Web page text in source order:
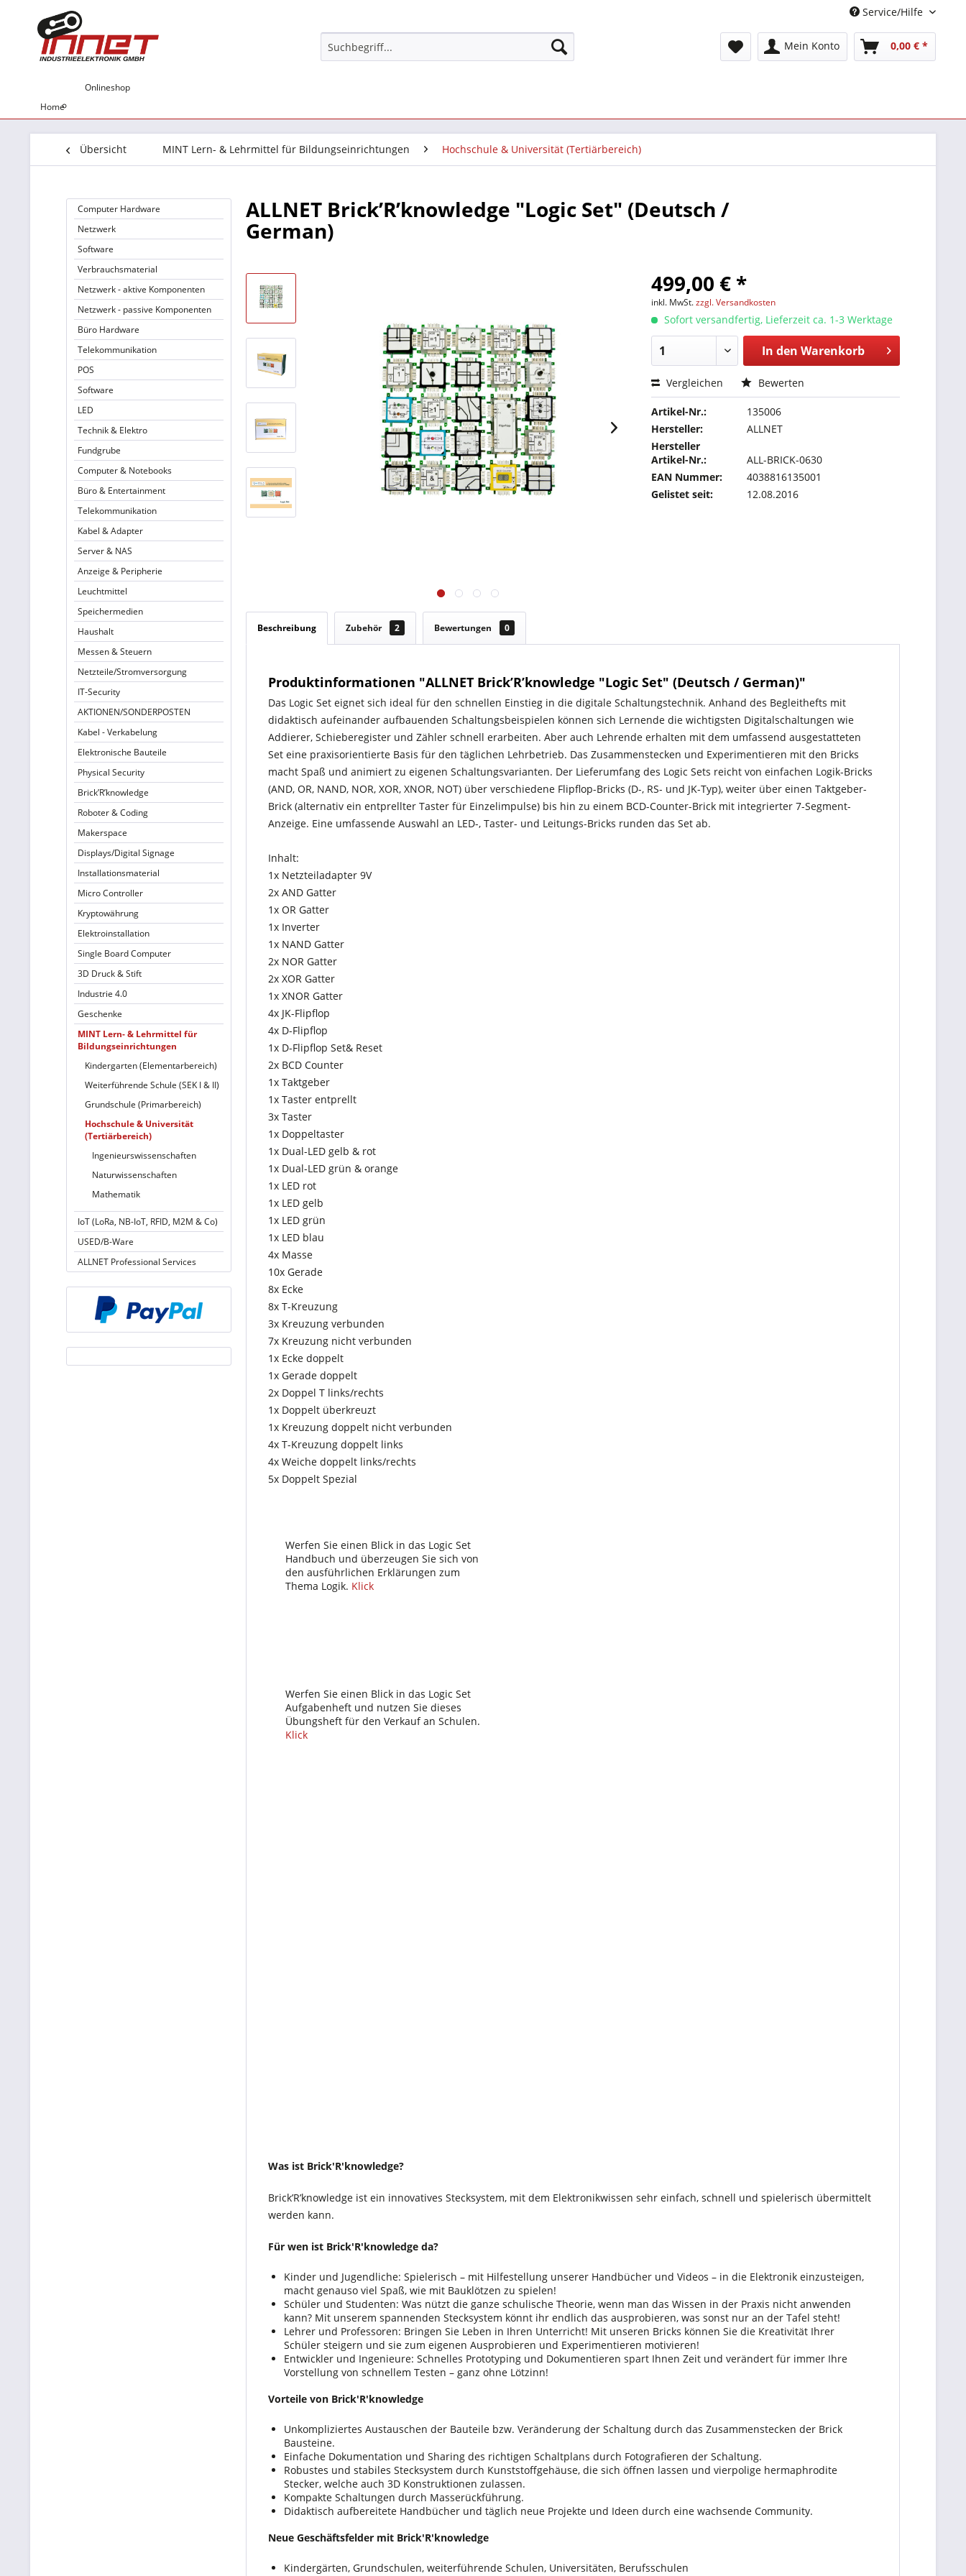
Service/Hilfe
Mein Konto 0,00 € *
Home
Onlineshop
Übersicht MINT Lern- & Lehrmittel für Bildungseinrichtungen Hochschule & Universität (Tertiärbereich)
Computer Hardware
Netzwerk
Software
Verbrauchsmaterial
Netzwerk - aktive Komponenten
Netzwerk - passive Komponenten
Büro Hardware
Telekommunikation
POS
Software
LED
Technik & Elektro
Fundgrube
Computer & Notebooks
Büro & Entertainment
Telekommunikation
Kabel & Adapter
Server & NAS
Anzeige & Peripherie
Leuchtmittel
Speichermedien
Haushalt
Messen & Steuern
Netzteile/Stromversorgung
IT-Security
AKTIONEN/SONDERPOSTEN
Kabel - Verkabelung
Elektronische Bauteile
Physical Security
Brick’R’knowledge
Roboter & Coding
Makerspace
Displays/Digital Signage
Installationsmaterial
Micro Controller
Kryptowährung
Elektroinstallation
Single Board Computer
3D Druck & Stift
Industrie 4.0
Geschenke
MINT Lern- & Lehrmittel für
Bildungseinrichtungen
Kindergarten (Elementarbereich)
Weiterführende Schule (SEK I & II)
Grundschule (Primarbereich)
Hochschule & Universität
(Tertiärbereich)
Ingenieurswissenschaften
Naturwissenschaften
Mathematik
IoT (LoRa, NB-IoT, RFID, M2M & Co)
USED/B-Ware
ALLNET Professional Services
ALLNET Brick’R’knowledge "Logic Set" (Deutsch /
German)
499,00 € *
inkl. MwSt.zzgl. Versandkosten
Sofort versandfertig, Lieferzeit ca. 1-3 Werktage
In den Warenkorb
Vergleichen Bewerten
Artikel-Nr.:
135006
Hersteller:
ALLNET
Hersteller
Artikel-Nr.:
ALL-BRICK-0630
EAN Nummer:
4038816135001
Gelistet seit:
12.08.2016
Beschreibung Zubehör 2 Bewertungen 0
Produktinformationen "ALLNET Brick’R’knowledge "Logic Set" (Deutsch / German)"
Das Logic Set eignet sich ideal für den schnellen Einstieg in die digitale Schaltungstechnik. Anhand des Begleithefts mit
didaktisch aufeinander aufbauenden Schaltungsbeispielen können sich Lernende die wichtigsten Digitalschaltungen wie
Addierer, Schieberegister und Zähler schnell erarbeiten. Aber auch Lehrende erhalten mit dem umfassend ausgestatteten
Set eine praxisorientierte Basis für den täglichen Lehrbetrieb. Das Zusammenstecken und Experimentieren mit den Bricks
macht Spaß und animiert zu eigenen Schaltungsvarianten. Der Lieferumfang des Logic Sets reicht von einfachen Logik-Bricks
(AND, OR, NAND, NOR, XOR, XNOR, NOT) über verschiedene Flipflop-Bricks (D-, RS- und JK-Typ), weiter über einen Taktgeber-
Brick (alternativ ein entprellter Taster für Einzelimpulse) bis hin zu einem BCD-Counter-Brick mit integrierter 7-Segment-
Anzeige. Eine umfassende Auswahl an LED-, Taster- und Leitungs-Bricks runden das Set ab.
Inhalt:
1x Netzteiladapter 9V
2x AND Gatter
1x OR Gatter
1x Inverter
1x NAND Gatter
2x NOR Gatter
2x XOR Gatter
1x XNOR Gatter
4x JK-Flipflop
4x D-Flipflop
1x D-Flipflop Set& Reset
2x BCD Counter
1x Taktgeber
1x Taster entprellt
3x Taster
1x Doppeltaster
1x Dual-LED gelb & rot
1x Dual-LED grün & orange
1x LED rot
1x LED gelb
1x LED grün
1x LED blau
4x Masse
10x Gerade
8x Ecke
8x T-Kreuzung
3x Kreuzung verbunden
7x Kreuzung nicht verbunden
1x Ecke doppelt
1x Gerade doppelt
2x Doppel T links/rechts
1x Doppelt überkreuzt
1x Kreuzung doppelt nicht verbunden
4x T-Kreuzung doppelt links
4x Weiche doppelt links/rechts
5x Doppelt Spezial
Werfen Sie einen Blick in das Logic Set
Handbuch und überzeugen Sie sich von
den ausführlichen Erklärungen zum
Thema Logik. Klick
Werfen Sie einen Blick in das Logic Set
Aufgabenheft und nutzen Sie dieses
Übungsheft für den Verkauf an Schulen.
Klick
Was ist Brick'R'knowledge?
Brick’R’knowledge ist ein innovatives Stecksystem, mit dem Elektronikwissen sehr einfach, schnell und spielerisch übermittelt
werden kann.
Für wen ist Brick'R'knowledge da?
Kinder und Jugendliche: Spielerisch – mit Hilfestellung unserer Handbücher und Videos – in die Elektronik einzusteigen,
macht genauso viel Spaß, wie mit Bauklötzen zu spielen!
Schüler und Studenten: Was nützt die ganze schulische Theorie, wenn man das Wissen in der Praxis nicht anwenden
kann? Mit unserem spannenden Stecksystem könnt ihr endlich das ausprobieren, was sonst nur an der Tafel steht!
Lehrer und Professoren: Bringen Sie Leben in Ihren Unterricht! Mit unseren Bricks können Sie die Kreativität Ihrer
Schüler steigern und sie zum eigenen Ausprobieren und Experimentieren motivieren!
Entwickler und Ingenieure: Schnelles Prototyping und Dokumentieren spart Ihnen Zeit und verändert für immer Ihre
Vorstellung von schnellem Testen – ganz ohne Lötzinn!
Vorteile von Brick'R'knowledge
Unkompliziertes Austauschen der Bauteile bzw. Veränderung der Schaltung durch das Zusammenstecken der Brick
Bausteine.
Einfache Dokumentation und Sharing des richtigen Schaltplans durch Fotografieren der Schaltung.
Robustes und stabiles Stecksystem durch Kunststoffgehäuse, die sich öffnen lassen und vierpolige hermaphrodite
Stecker, welche auch 3D Konstruktionen zulassen.
Kompakte Schaltungen durch Masserückführung.
Didaktisch aufbereitete Handbücher und täglich neue Projekte und Ideen durch eine wachsende Community.
Neue Geschäftsfelder mit Brick'R'knowledge
Kindergärten, Grundschulen, weiterführende Schulen, Universitäten, Berufsschulen